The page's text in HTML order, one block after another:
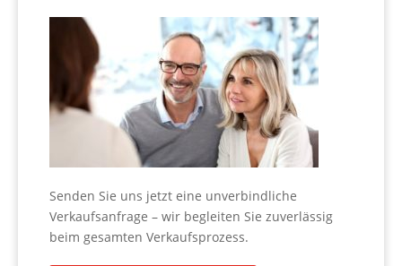
Senden Sie uns jetzt eine unverbindliche
Verkaufsanfrage – wir begleiten Sie zuverlässig
beim gesamten Verkaufsprozess.